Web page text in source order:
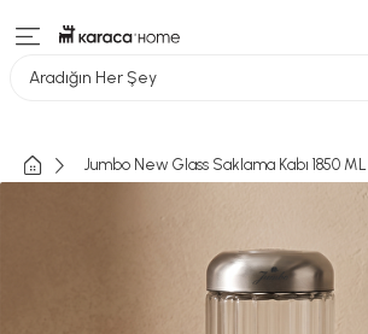
Aradığın Her Şey
Jumbo New Glass Saklama Kabı 1850 ML